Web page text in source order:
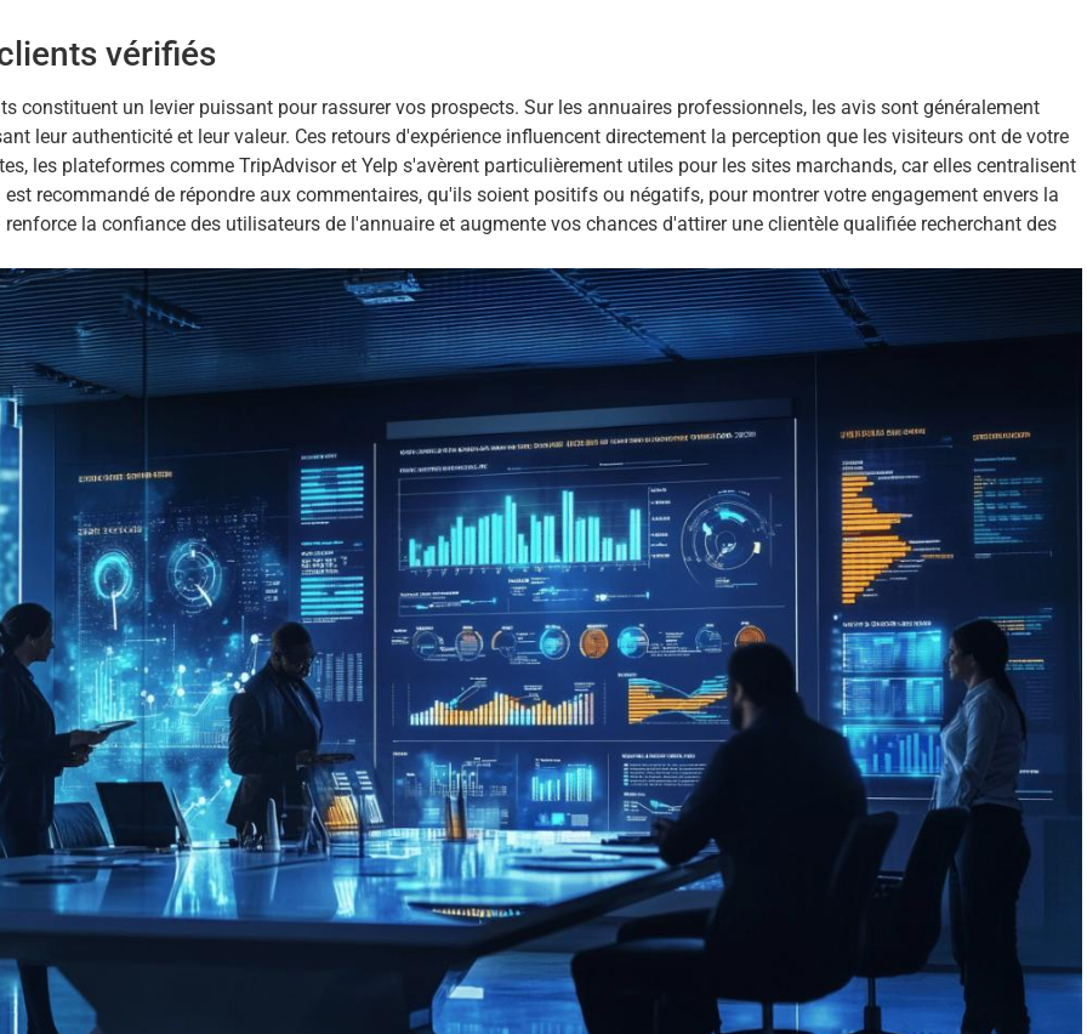
vérifiés
constituent un levier puissant pour rassurer vos prospects. Sur les annuaires professionnels, les avis sont généralement
leur authenticité et leur valeur. Ces retours d'expérience influencent directement la perception que les visiteurs ont de votre
les plateformes comme TripAdvisor et Yelp s'avèrent particulièrement utiles pour les sites marchands, car elles centralisent
recommandé de répondre aux commentaires, qu'ils soient positifs ou négatifs, pour montrer votre engagement envers la
la confiance des utilisateurs de l'annuaire et augmente vos chances d'attirer une clientèle qualifiée recherchant des